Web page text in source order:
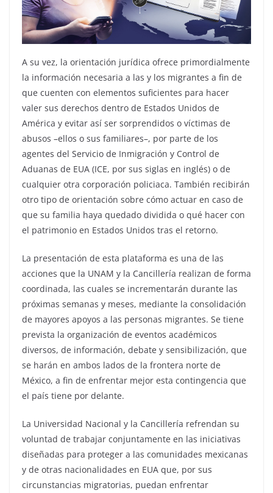
A su vez, la orientación jurídica ofrece primordialmente
la información necesaria a las y los migrantes a fin de
que cuenten con elementos suficientes para hacer
valer sus derechos dentro de Estados Unidos de
América y evitar así ser sorprendidos o víctimas de
abusos –ellos o sus familiares–, por parte de los
agentes del Servicio de Inmigración y Control de
Aduanas de EUA (ICE, por sus siglas en inglés) o de
cualquier otra corporación policiaca. También recibirán
otro tipo de orientación sobre cómo actuar en caso de
que su familia haya quedado dividida o qué hacer con
el patrimonio en Estados Unidos tras el retorno.
La presentación de esta plataforma es una de las
acciones que la UNAM y la Cancillería realizan de forma
coordinada, las cuales se incrementarán durante las
próximas semanas y meses, mediante la consolidación
de mayores apoyos a las personas migrantes. Se tiene
prevista la organización de eventos académicos
diversos, de información, debate y sensibilización, que
se harán en ambos lados de la frontera norte de
México, a fin de enfrentar mejor esta contingencia que
el país tiene por delante.
La Universidad Nacional y la Cancillería refrendan su
voluntad de trabajar conjuntamente en las iniciativas
diseñadas para proteger a las comunidades mexicanas
y de otras nacionalidades en EUA que, por sus
circunstancias migratorias, puedan enfrentar